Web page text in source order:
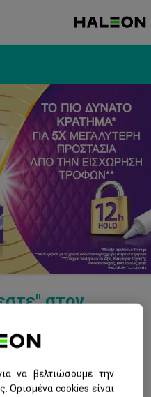
στον
σας φαγητά, να
σας και να
να βελτιώσουμε την
Ορισμένα cookies είναι